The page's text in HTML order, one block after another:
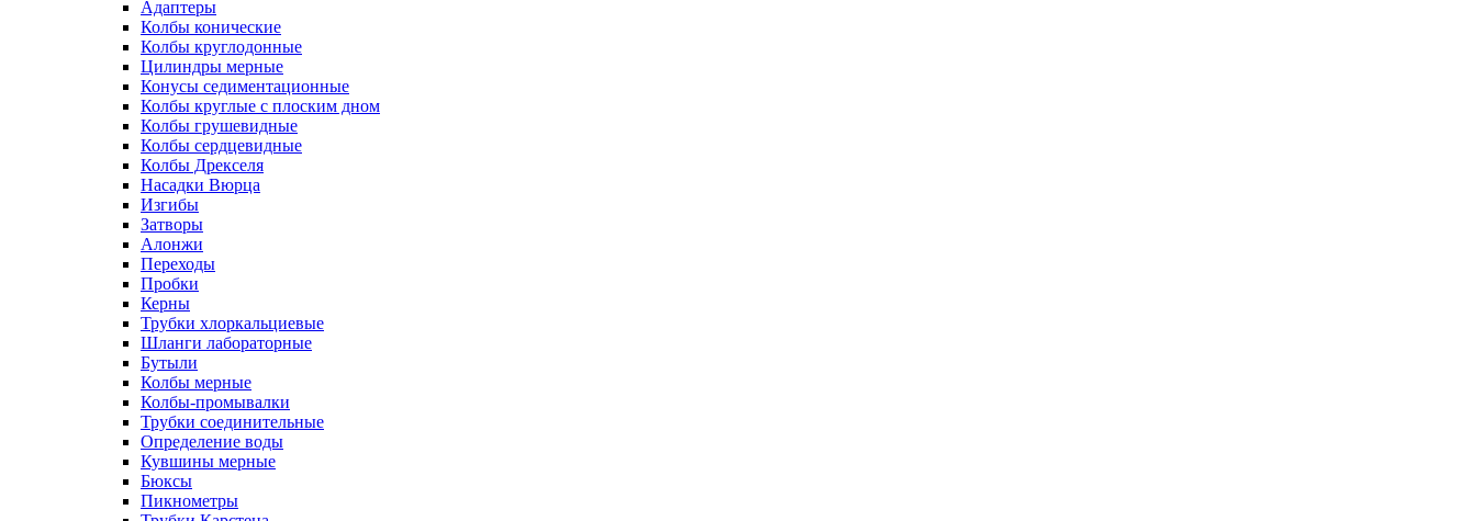
Адаптеры
Колбы конические
Колбы круглодонные
Цилиндры мерные
Конусы седиментационные
Колбы круглые с плоским дном
Колбы грушевидные
Колбы сердцевидные
Колбы Дрекселя
Насадки Вюрца
Изгибы
Затворы
Алонжи
Переходы
Пробки
Керны
Трубки хлоркальциевые
Шланги лабораторные
Бутыли
Колбы мерные
Колбы-промывалки
Трубки соединительные
Определение воды
Кувшины мерные
Бюксы
Пикнометры